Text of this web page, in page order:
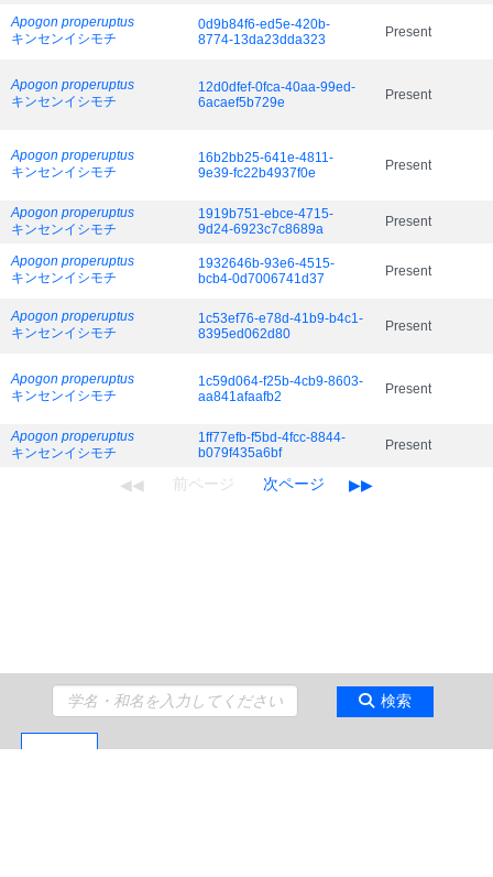
Apogon properuptus
キンセンイシモチ
0d9b84f6-ed5e-420b-
8774-13da23dda323
Present
Apogon properuptus
キンセンイシモチ
12d0dfef-0fca-40aa-99ed-
6acaef5b729e
Present
Apogon properuptus
キンセンイシモチ
16b2bb25-641e-4811-
9e39-fc22b4937f0e
Present
Apogon properuptus
キンセンイシモチ
1919b751-ebce-4715-
9d24-6923c7c8689a
Present
Apogon properuptus
キンセンイシモチ
1932646b-93e6-4515-
bcb4-0d7006741d37
Present
Apogon properuptus
キンセンイシモチ
1c53ef76-e78d-41b9-b4c1-
8395ed062d80
Present
Apogon properuptus
キンセンイシモチ
1c59d064-f25b-4cb9-8603-
aa841afaafb2
Present
Apogon properuptus
キンセンイシモチ
1ff77efb-f5bd-4fcc-8844-
b079f435a6bf
Present
検索